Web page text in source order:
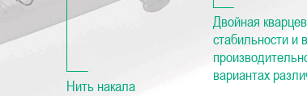
Нить накала
Двойная
стабильности и
вариантах